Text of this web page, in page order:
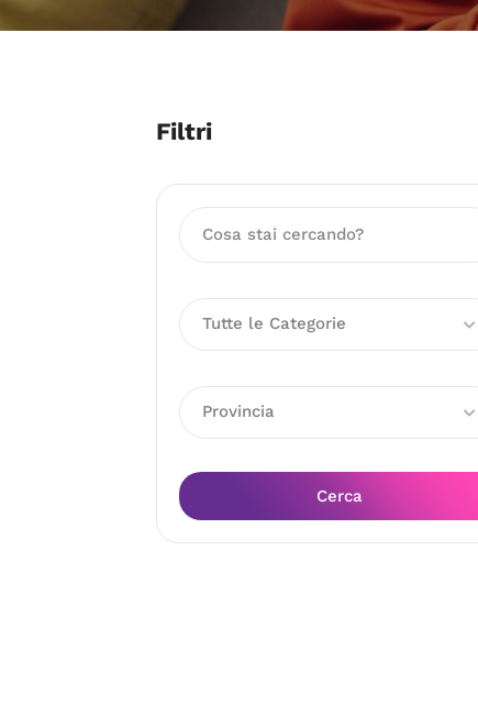
Filtri
Tutte le Categorie
Provincia
Cerca